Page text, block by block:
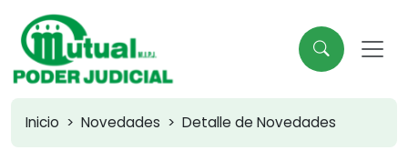
Inicio Novedades Detalle de Novedades